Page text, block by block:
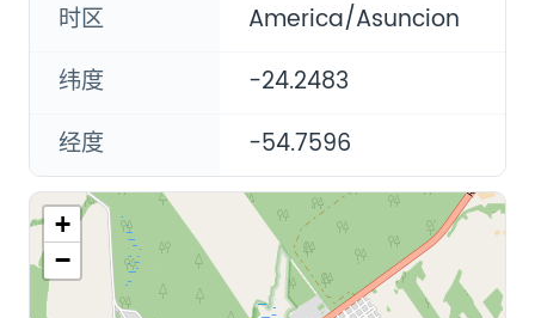
时区
America/Asuncion
纬度
-24.2483
经度
-54.7596
+
−